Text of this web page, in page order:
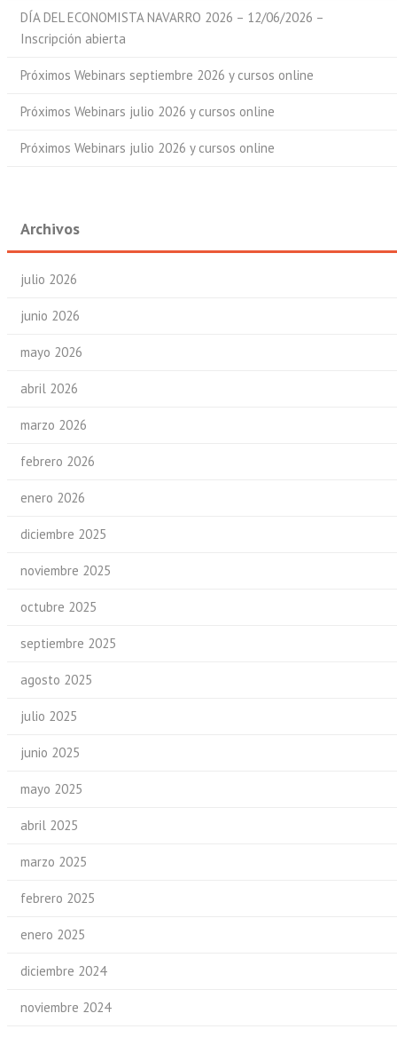
DÍA DEL ECONOMISTA NAVARRO 2026 – 12/06/2026 –
Inscripción abierta
Próximos Webinars septiembre 2026 y cursos online
Próximos Webinars julio 2026 y cursos online
Próximos Webinars julio 2026 y cursos online
Archivos
julio 2026
junio 2026
mayo 2026
abril 2026
marzo 2026
febrero 2026
enero 2026
diciembre 2025
noviembre 2025
octubre 2025
septiembre 2025
agosto 2025
julio 2025
junio 2025
mayo 2025
abril 2025
marzo 2025
febrero 2025
enero 2025
diciembre 2024
noviembre 2024